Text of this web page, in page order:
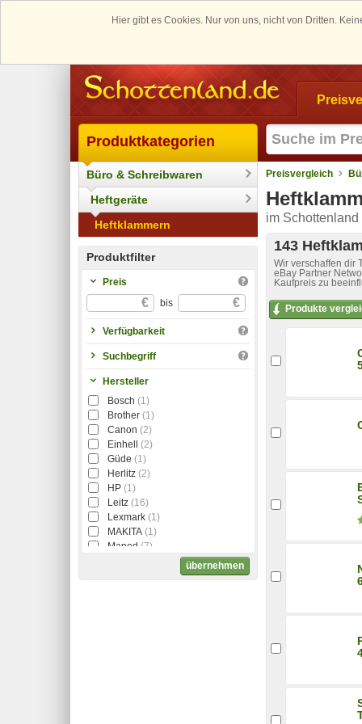
Hier gibt es Cookies. Nur von uns, nicht von Dritten.
Produktkategorien
Büro & Schreibwaren
Heftgeräte
Heftklammern
Produktfilter
Preis
€ bis €
Verfügbarkeit
Suchbegriff
Hersteller
Bosch (1)
Brother (1)
Canon (2)
Einhell (2)
Güde (1)
Herlitz (2)
HP (1)
Leitz (16)
Lexmark (1)
MAKITA (1)
Maped (7)
übernehmen
Preisvergleich
im
143
Wir verschaffen dir
eBay Partner
Kaufpreis zu
Produkte